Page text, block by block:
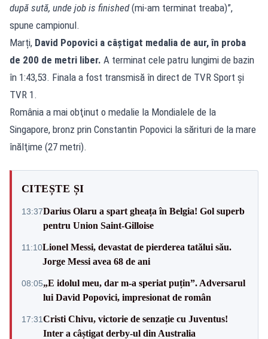
după sută, unde job is finished(mi-am terminat treaba)”,
spune campionul.
Marți, David Popovici a câștigat medalia de aur, în proba
de 200 de metri liber. A terminat cele patru lungimi de bazin
în 1:43,53. Finala a fost transmisă în direct de TVR Sport și
TVR 1.
România a mai obţinut o medalie la Mondialele de la
Singapore, bronz prin Constantin Popovici la sărituri de la mare
înălţime (27 metri).
CITEȘTE ȘI
13:37Darius Olaru a spart gheața în Belgia! Gol superb
pentru Union Saint-Gilloise
11:10Lionel Messi, devastat de pierderea tatălui său.
Jorge Messi avea 68 de ani
08:05„E idolul meu, dar m-a speriat puțin”. Adversarul
lui David Popovici, impresionat de român
17:31Cristi Chivu, victorie de senzație cu Juventus!
Inter a câștigat derby-ul din Australia